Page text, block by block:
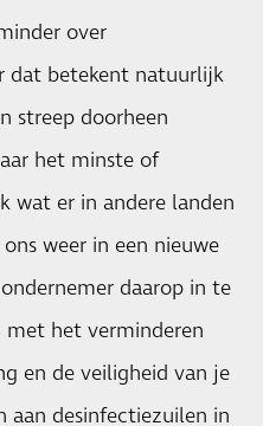
over
dat betekent natuurlijk
streep doorheen
het minste of
wat er in andere landen
weer in een nieuwe
daarop in te
het verminderen
en de veiligheid van je
aan desinfectiezuilen in